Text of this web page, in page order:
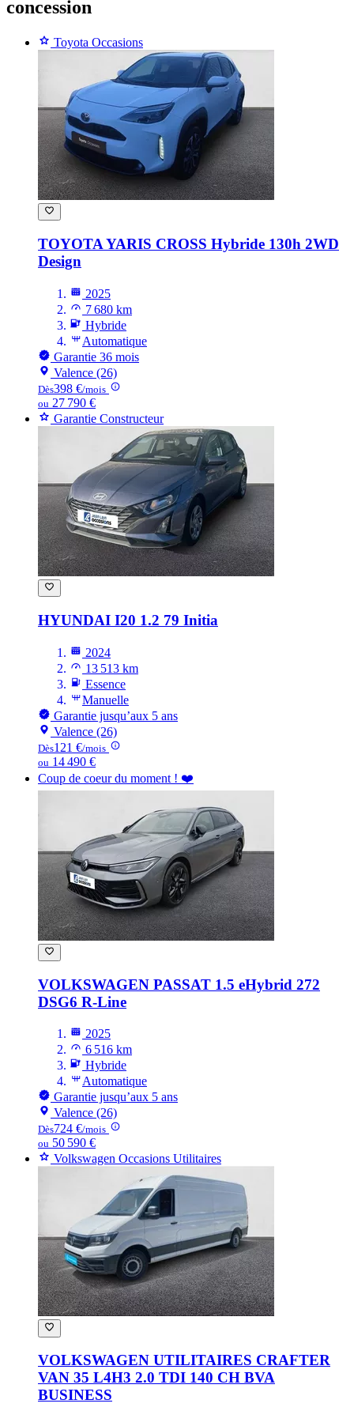
concession
Toyota Occasions
TOYOTA YARIS CROSS Hybride 130h 2WD
Design
2025
7 680 km
Hybride
Automatique
Garantie 36 mois
Valence (26)
Dès398 €/mois
ou 27 790 €
Garantie Constructeur
HYUNDAI I20 1.2 79 Initia
2024
13 513 km
Essence
Manuelle
Garantie jusqu’aux 5 ans
Valence (26)
Dès121 €/mois
ou 14 490 €
Coup de coeur du moment ! ❤️
VOLKSWAGEN PASSAT 1.5 eHybrid 272
DSG6 R-Line
2025
6 516 km
Hybride
Automatique
Garantie jusqu’aux 5 ans
Valence (26)
Dès724 €/mois
ou 50 590 €
Volkswagen Occasions Utilitaires
VOLKSWAGEN UTILITAIRES CRAFTER
VAN 35 L4H3 2.0 TDI 140 CH BVA
BUSINESS